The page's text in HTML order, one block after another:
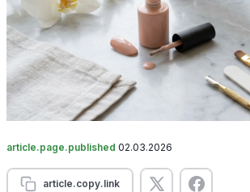
article.page.published 02.03.2026
article.copy.link